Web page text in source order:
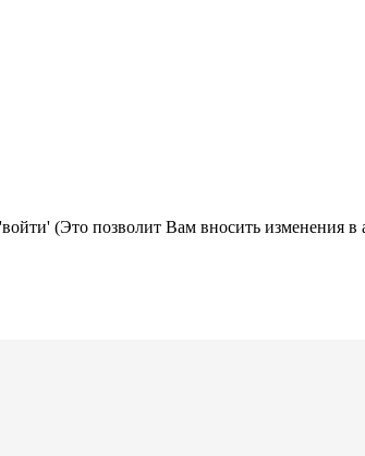
(Это позволит Вам вносить изменения в